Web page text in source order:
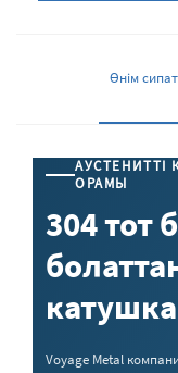
Өнім
АУСТЕНИТТІ
ОРАМЫ
304 тот
катушка
Voyage Metal